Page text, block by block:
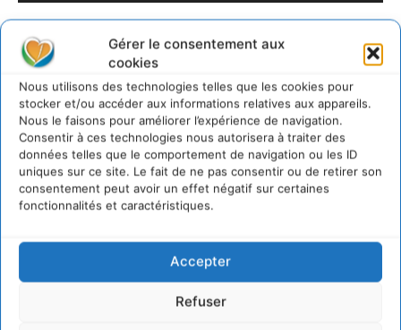
Gérer le consentement aux
cookies
Nous utilisons des technologies telles que les cookies pour
stocker et/ou accéder aux informations relatives aux appareils.
Nous le faisons pour améliorer l’expérience de navigation.
Consentir à ces technologies nous autorisera à traiter des
données telles que le comportement de navigation ou les ID
uniques sur ce site. Le fait de ne pas consentir ou de retirer son
consentement peut avoir un effet négatif sur certaines
fonctionnalités et caractéristiques.
Accepter
Refuser
Rédaction Cdurable
https:/cdurable.info